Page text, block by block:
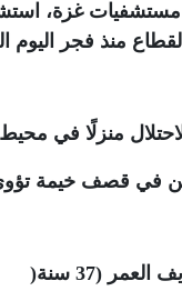
منذ فجر اليوم
منزلًا في
(37 سنة )